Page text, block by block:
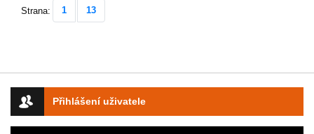
Přihlášení uživatele
Strana: 1 13